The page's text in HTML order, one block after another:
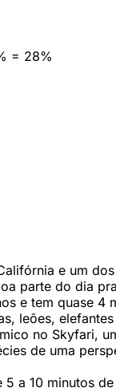
= 28%
e um
parte do dia
e tem quase 4
leões,
no Skyfari,
de uma
a 10 minutos